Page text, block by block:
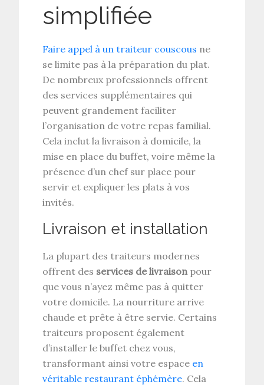
simplifiée
Faire appel à un traiteur couscous ne
se limite pas à la préparation du plat.
De nombreux professionnels offrent
des services supplémentaires qui
peuvent grandement faciliter
l’organisation de votre repas familial.
Cela inclut la livraison à domicile, la
mise en place du buffet, voire même la
présence d’un chef sur place pour
servir et expliquer les plats à vos
invités.
Livraison et installation
La plupart des traiteurs modernes
offrent des services de livraison pour
que vous n’ayez même pas à quitter
votre domicile. La nourriture arrive
chaude et prête à être servie. Certains
traiteurs proposent également
d’installer le buffet chez vous,
transformant ainsi votre espace en
véritable restaurant éphémère. Cela